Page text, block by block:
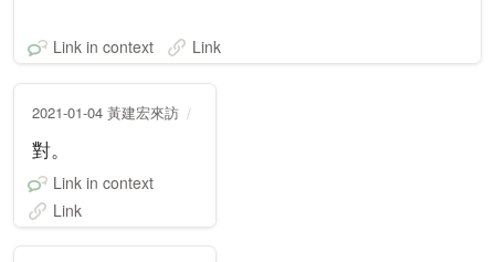
Link in context Link
2021-01-04 黃建宏來訪
對。
Link in context
Link